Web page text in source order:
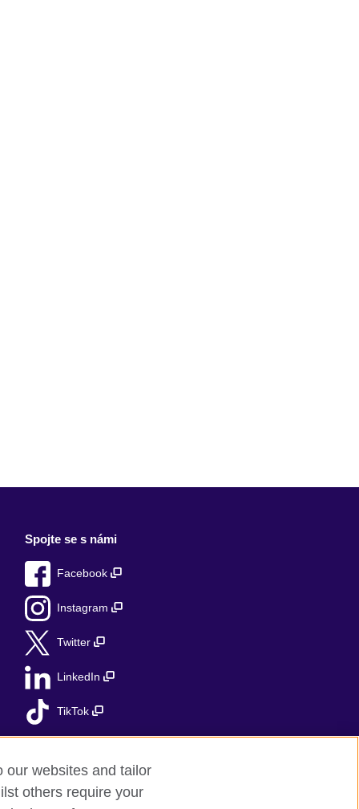
Spojte se s námi
Facebook
Instagram
Twitter
LinkedIn
TikTok
our websites and tailor
others require your